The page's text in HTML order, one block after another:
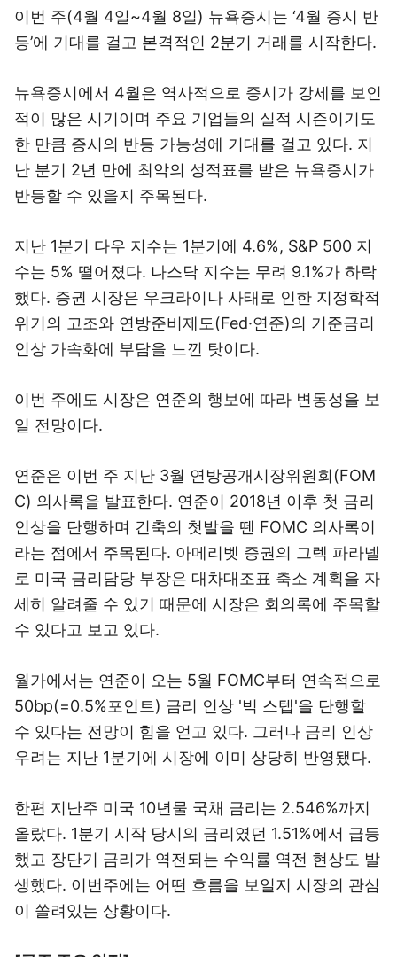
이번 주(4월 4일~4월 8일) 뉴욕증시는 ‘4월 증시 반
등’에 기대를 걸고 본격적인 2분기 거래를 시작한다.
뉴욕증시에서 4월은 역사적으로 증시가 강세를 보인
적이 많은 시기이며 주요 기업들의 실적 시즌이기도
한 만큼 증시의 반등 가능성에 기대를 걸고 있다. 지
난 분기 2년 만에 최악의 성적표를 받은 뉴욕증시가
반등할 수 있을지 주목된다.
지난 1분기 다우 지수는 1분기에 4.6%, S&P 500 지
수는 5% 떨어졌다. 나스닥 지수는 무려 9.1%가 하락
했다. 증권 시장은 우크라이나 사태로 인한 지정학적
위기의 고조와 연방준비제도(Fed·연준)의 기준금리
인상 가속화에 부담을 느낀 탓이다.
이번 주에도 시장은 연준의 행보에 따라 변동성을 보
일 전망이다.
연준은 이번 주 지난 3월 연방공개시장위원회(FOM
C) 의사록을 발표한다. 연준이 2018년 이후 첫 금리
인상을 단행하며 긴축의 첫발을 뗀 FOMC 의사록이
라는 점에서 주목된다. 아메리벳 증권의 그렉 파라넬
로 미국 금리담당 부장은 대차대조표 축소 계획을 자
세히 알려줄 수 있기 때문에 시장은 회의록에 주목할
수 있다고 보고 있다.
월가에서는 연준이 오는 5월 FOMC부터 연속적으로
50bp(=0.5%포인트) 금리 인상 '빅 스텝'을 단행할
수 있다는 전망이 힘을 얻고 있다. 그러나 금리 인상
우려는 지난 1분기에 시장에 이미 상당히 반영됐다.
한편 지난주 미국 10년물 국채 금리는 2.546%까지
올랐다. 1분기 시작 당시의 금리였던 1.51%에서 급등
했고 장단기 금리가 역전되는 수익률 역전 현상도 발
생했다. 이번주에는 어떤 흐름을 보일지 시장의 관심
이 쏠려있는 상황이다.